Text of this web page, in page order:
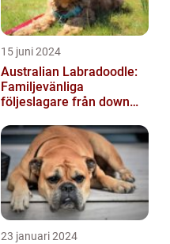
15 juni 2024
Australian Labradoodle:
Familjevänliga
följeslagare från down
23 januari 2024